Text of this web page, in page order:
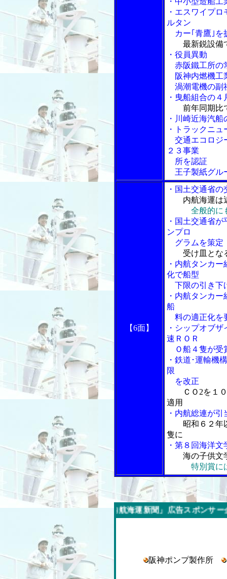
・エスワイプ
ルタン
カー｢青鷹｣を
最新鋭設備
・役員異動
赤阪鐵工所の
阪神内燃機工
渦潮電機の副
・曳船組合の
前年同期比
・川崎近海汽
・トラックニュ
交通エコロジ
２３事業
所を認証
王子製紙グル
【6面】
・国土交通省
内航海運は
全般的に
・国土交通省
ンプロ
グラムを策定
受け皿とな
・内航タンカ
化で船型
下限の引き下
・内航タンカ
船
料の適正化を
・シップオブ
速ＲＯＲ
Ｏ船４隻が受
・鉄道･運輸機
限
を改正
ＣＯ2を１
適用
・内航総連が
昭和６２年
隻に
・第８回海洋
海の子供文
特別賞に
今週の「内航海運新聞」広告スポンサー企業
阪神ポンプ製作所